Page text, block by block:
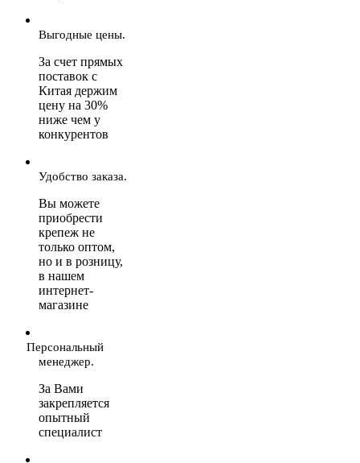
Выгодные цены.
За счет прямых
поставок с
Китая держим
цену на 30%
ниже чем у
конкурентов
Удобство заказа.
Вы можете
приобрести
крепеж не
только оптом,
но и в розницу,
в нашем
интернет-
магазине
Персональный
менеджер.
За Вами
закрепляется
опытный
специалист